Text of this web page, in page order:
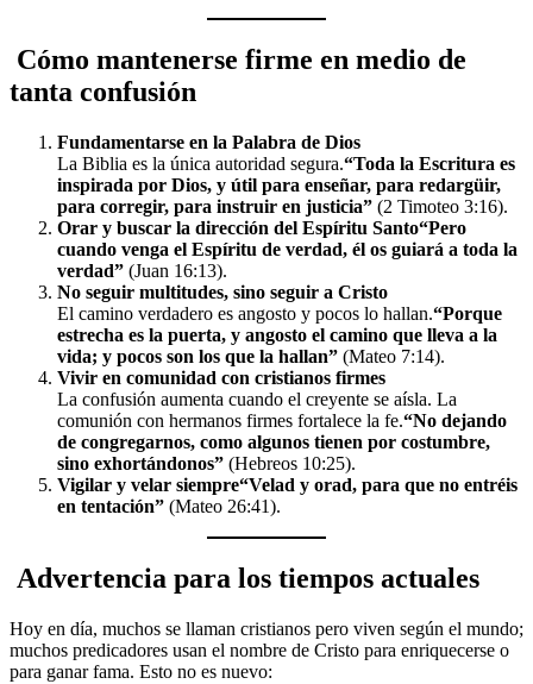
Cómo mantenerse firme en medio de
tanta confusión
Fundamentarse en la Palabra de Dios
La Biblia es la única autoridad segura.“Toda la Escritura es
inspirada por Dios, y útil para enseñar, para redargüir,
para corregir, para instruir en justicia” (2 Timoteo 3:16).
Orar y buscar la dirección del Espíritu Santo“Pero
cuando venga el Espíritu de verdad, él os guiará a toda la
verdad” (Juan 16:13).
No seguir multitudes, sino seguir a Cristo
El camino verdadero es angosto y pocos lo hallan.“Porque
estrecha es la puerta, y angosto el camino que lleva a la
vida; y pocos son los que la hallan” (Mateo 7:14).
Vivir en comunidad con cristianos firmes
La confusión aumenta cuando el creyente se aísla. La
comunión con hermanos firmes fortalece la fe.“No dejando
de congregarnos, como algunos tienen por costumbre,
sino exhortándonos” (Hebreos 10:25).
Vigilar y velar siempre“Velad y orad, para que no entréis
en tentación” (Mateo 26:41).
Advertencia para los tiempos actuales
Hoy en día, muchos se llaman cristianos pero viven según el mundo;
muchos predicadores usan el nombre de Cristo para enriquecerse o
para ganar fama. Esto no es nuevo: